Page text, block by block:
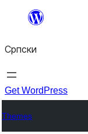
Скочи
садржај
Српски
Get WordPress
Themes